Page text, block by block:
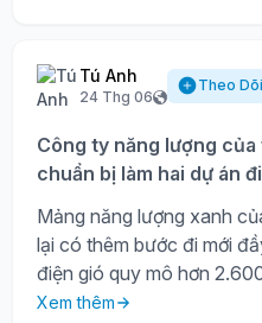
Tú Anh
24 Thg 06
Theo Dõi
Công ty năng lượng
chuẩn bị làm hai dự án
Mảng năng lượng xanh
lại có thêm bước đi mới
điện gió quy mô hơn
Xem thêm